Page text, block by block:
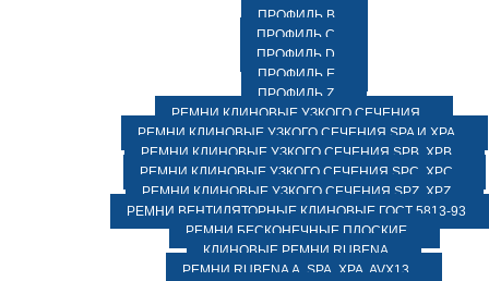
ПРОФИЛЬ B
ПРОФИЛЬ C
ПРОФИЛЬ D
ПРОФИЛЬ E
ПРОФИЛЬ Z
РЕМНИ КЛИНОВЫЕ УЗКОГО СЕЧЕНИЯ
РЕМНИ КЛИНОВЫЕ УЗКОГО СЕЧЕНИЯ SPA И XPA
РЕМНИ КЛИНОВЫЕ УЗКОГО СЕЧЕНИЯ SPB, XPB
РЕМНИ КЛИНОВЫЕ УЗКОГО СЕЧЕНИЯ SPC, XPC
РЕМНИ КЛИНОВЫЕ УЗКОГО СЕЧЕНИЯ SPZ, XPZ
РЕМНИ ВЕНТИЛЯТОРНЫЕ КЛИНОВЫЕ ГОСТ 5813-93
РЕМНИ БЕСКОНЕЧНЫЕ ПЛОСКИЕ
КЛИНОВЫЕ РЕМНИ RUBENA
РЕМНИ RUBENA А, SPA, XPA, AVX13